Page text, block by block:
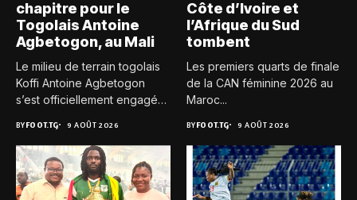
chapitre pour le
Togolais Antoine
Agbetogon, au Mali
Le milieu de terrain togolais
Koffi Antoine Agbetogon
s’est officiellement engagé
BYFOOT.TG 9 AOÛT 2026
Côte d’Ivoire et
l’Afrique du Sud
tombent
Les premiers quarts de finale
de la CAN féminine 2026 au
Maroc...
BYFOOT.TG 9 AOÛT 2026